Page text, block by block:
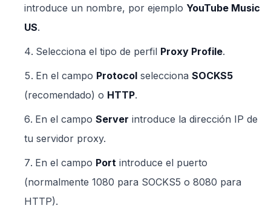
introduce un nombre, por ejemplo YouTube Music
US.
Selecciona el tipo de perfil Proxy Profile.
En el campo Protocol selecciona SOCKS5
(recomendado) o HTTP.
En el campo Server introduce la dirección IP de
tu servidor proxy.
En el campo Port introduce el puerto
(normalmente 1080 para SOCKS5 o 8080 para
HTTP).